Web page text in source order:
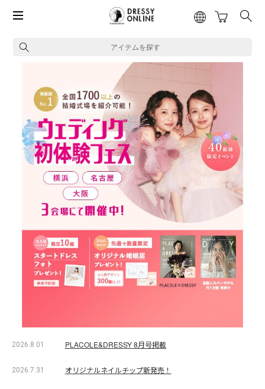
アイテムを探す
2026.8.01 PLACOLE&DRESSY 8月号掲載
2026.7.31 オリジナルネイルチップ新発売！